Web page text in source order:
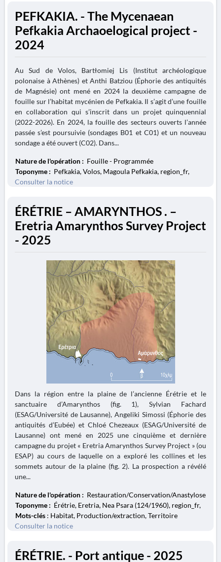
PEFKAKIA. - The Mycenaean
Pefkakia Archaoelogical project -
2024
Au Sud de Volos, Bartłomiej Lis (Institut archéologique
polonaise à Athènes) et Anthi Batziou (Éphorie des antiquités
de Magnésie) ont mené en 2024 la deuxième campagne de
fouille sur l’habitat mycénien de Pefkakia. Il s’agit d’une fouille
en collaboration qui s’inscrit dans un projet quinquennial
(2022-2026). En 2024, la fouille des secteurs ouverts l’année
passée s’est poursuivie (sondages B01 et C01) et un nouveau
sondage a été ouvert (C02). Dans...
Nature de l'opération : Fouille - Programmée
Toponyme : Pefkakia, Volos, Magoula Pefkakia, region_fr,
Consulter la notice
ÉRÉTRIE – AMARYNTHOS . –
Eretria Amarynthos Survey Project
- 2025
Dans la région entre la plaine de l’ancienne Érétrie et le
sanctuaire d’Amarynthos (fig. 1), Sylvian Fachard
(ESAG/Université de Lausanne), Angeliki Simossi (Éphorie des
antiquités d’Eubée) et Chloé Chezeaux (ESAG/Université de
Lausanne) ont mené en 2025 une cinquième et dernière
campagne du projet « Eretria Amarynthos Survey Project » (ou
ESAP) au cours de laquelle on a exploré les collines et les
sommets autour de la plaine (fig. 2). La prospection a révélé
une...
Nature de l'opération : Restauration/Conservation/Anastylose
Toponyme : Érétrie, Eretria, Nea Psara (124/1960), region_fr,
Mots-clés : Habitat, Production/extraction, Territoire
Consulter la notice
ÉRÉTRIE. - Port antique - 2025